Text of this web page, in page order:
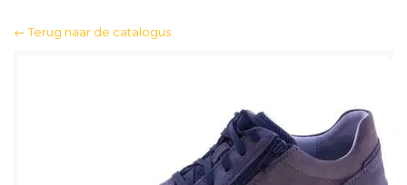
← Terug naar de catalogus